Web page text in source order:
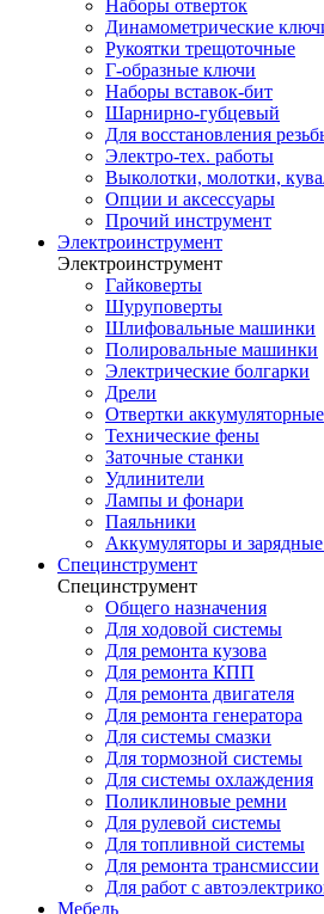
Наборы отверток
Динамометрические
Рукоятки трещоточные
Г-образные ключи
Наборы вставок-бит
Шарнирно-губцевый
Для восстановления
Электро-тех. работы
Выколотки, молотки,
Опции и аксессуары
Прочий инструмент
Электроинструмент
Электроинструмент
Гайковерты
Шуруповерты
Шлифовальные машинки
Полировальные машинки
Электрические болгарки
Дрели
Отвертки аккумуляторные
Технические фены
Заточные станки
Удлинители
Лампы и фонари
Паяльники
Аккумуляторы и зарядные
Специнструмент
Специнструмент
Общего назначения
Для ходовой системы
Для ремонта кузова
Для ремонта КПП
Для ремонта двигателя
Для ремонта генератора
Для системы смазки
Для тормозной системы
Для системы охлаждения
Поликлиновые ремни
Для рулевой системы
Для топливной системы
Для ремонта трансмиссии
Для работ с
Мебель